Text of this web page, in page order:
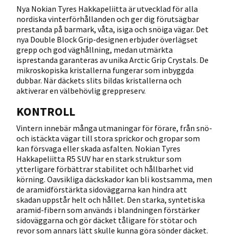
Nya Nokian Tyres Hakkapeliitta är utvecklad för alla
nordiska vinterförhållanden och ger dig förutsägbar
prestanda på barmark, våta, isiga och snöiga vägar. Det
nya Double Block Grip-designen erbjuder överlägset
grepp och god väghållning, medan utmärkta
isprestanda garanteras av unika Arctic Grip Crystals. De
mikroskopiska kristallerna fungerar som inbyggda
dubbar. När däckets slits bildas kristallerna och
aktiverar en välbehövlig greppreserv.
KONTROLL
Vintern innebär många utmaningar för förare, från snö-
och istäckta vägar till stora sprickor och gropar som
kan försvaga eller skada asfalten. Nokian Tyres
Hakkapeliitta R5 SUV har en stark struktur som
ytterligare förbättrar stabilitet och hållbarhet vid
körning. Oavsikliga däckskador kan bli kostsamma, men
de aramidförstärkta sidoväggarna kan hindra att
skadan uppstår helt och hållet. Den starka, syntetiska
aramid-fibern som används i blandningen förstärker
sidoväggarna och gör däcket tåligare för stötar och
revor som annars lätt skulle kunna göra sönder däcket.